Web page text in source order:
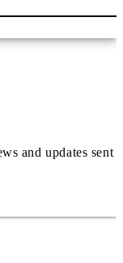
and updates sent